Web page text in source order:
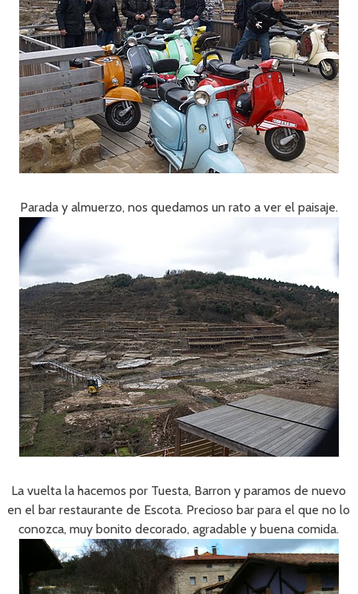
Parada y almuerzo, nos quedamos un rato a ver el paisaje.
La vuelta la hacemos por Tuesta, Barron y paramos de nuevo
en el bar restaurante de Escota. Precioso bar para el que no lo
conozca, muy bonito decorado, agradable y buena comida.